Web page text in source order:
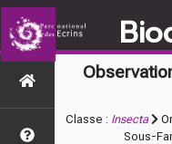
Classe : Insecta
Sous-